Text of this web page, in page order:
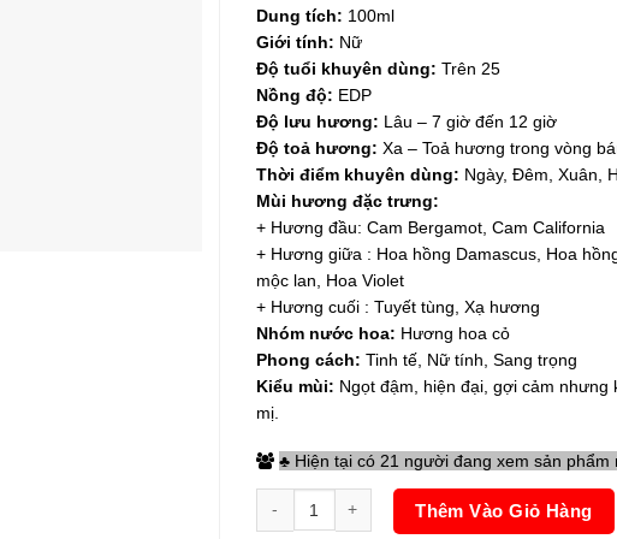
Dung tích: 100ml
Giới tính: Nữ
Độ tuổi khuyên dùng: Trên 25
Nồng độ: EDP
Độ lưu hương: Lâu – 7 giờ đến 12 giờ
Độ toả hương: Xa – Toả hương trong vòng
Thời điểm khuyên dùng: Ngày, Đêm, Xuân,
Mùi hương đặc trưng:
+ Hương đầu: Cam Bergamot, Cam California
+ Hương giữa : Hoa hồng Damascus, Hoa
mộc lan, Hoa Violet
+ Hương cuối : Tuyết tùng, Xạ hương
Nhóm nước hoa: Hương hoa cỏ
Phong cách: Tinh tế, Nữ tính, Sang trọng
Kiểu mùi: Ngọt đậm, hiện đại, gợi cảm nhưng
mị.
♣ Hiện tại có 21 người đang xem sản phẩm
Nước Hoa Nữ Charme Grand 100ml số lượng
Thêm Vào Giỏ Hàng